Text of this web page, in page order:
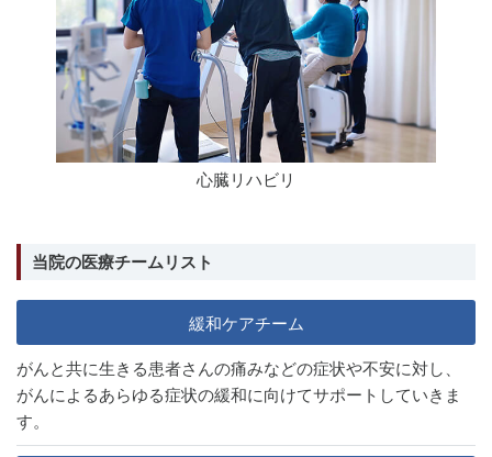
心臓リハビリ
当院の医療チームリスト
緩和ケアチーム
がんと共に生きる患者さんの痛みなどの症状や不安に対し、
がんによるあらゆる症状の緩和に向けてサポートしていきま
す。